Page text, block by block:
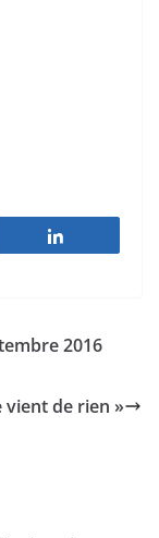
2016
vient de rien »